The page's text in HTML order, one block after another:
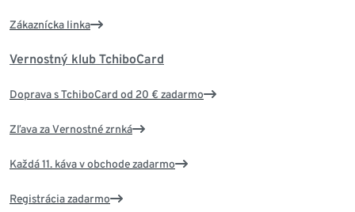
Zákaznícka linka
Vernostný klub TchiboCard
Doprava s TchiboCard od 20 € zadarmo
Zľava za Vernostné zrnká
Každá 11. káva v obchode zadarmo
Registrácia zadarmo